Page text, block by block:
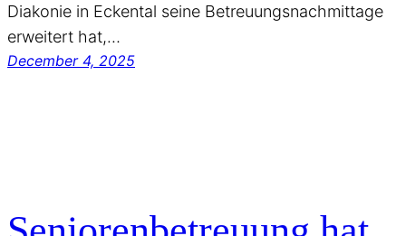
Diakonie in Eckental seine Betreuungsnachmittage
erweitert hat,…
December 4, 2025